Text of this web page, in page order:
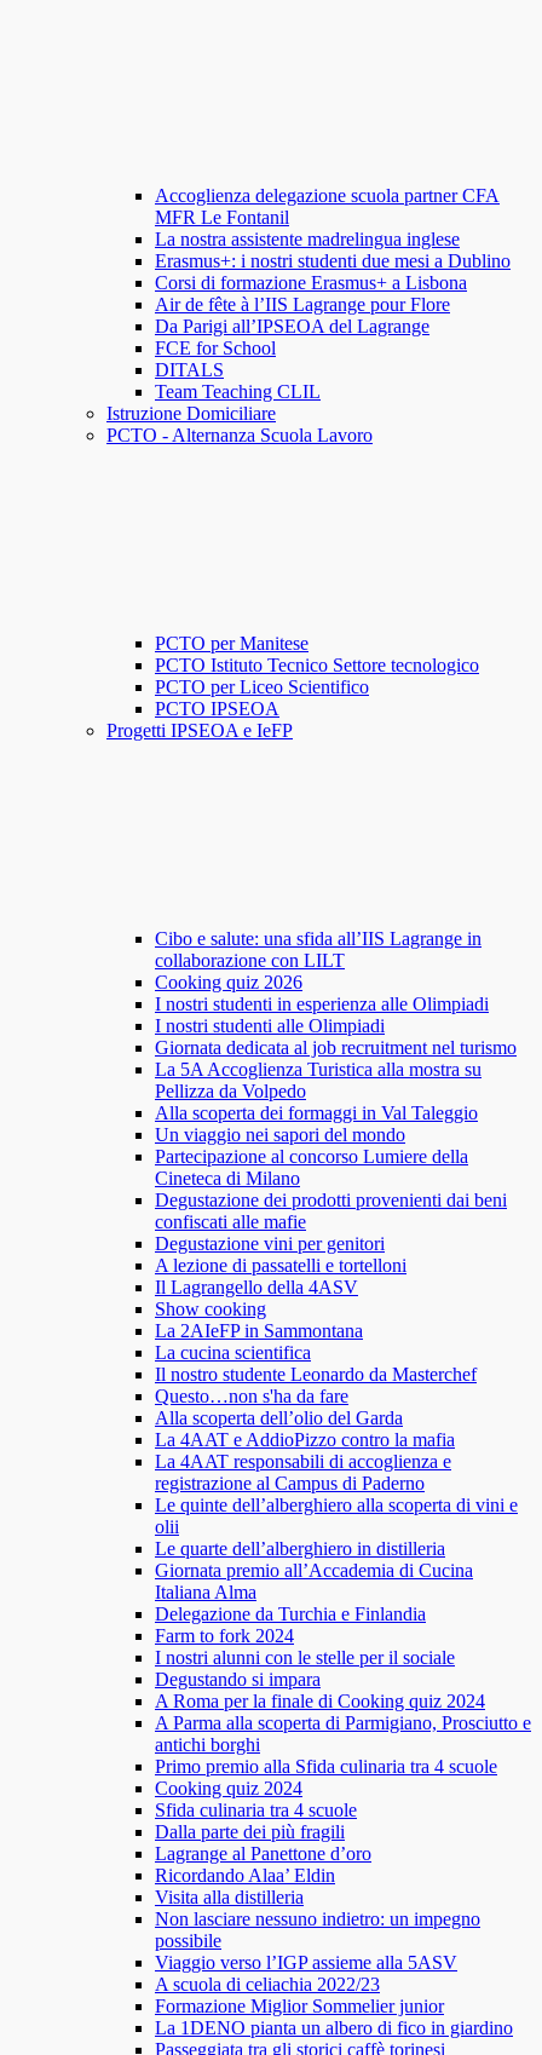
Accoglienza delegazione scuola partner CFA
MFR Le Fontanil
La nostra assistente madrelingua inglese
Erasmus+: i nostri studenti due mesi a Dublino
Corsi di formazione Erasmus+ a Lisbona
Air de fête à l’IIS Lagrange pour Flore
Da Parigi all’IPSEOA del Lagrange
FCE for School
DITALS
Team Teaching CLIL
Istruzione Domiciliare
PCTO - Alternanza Scuola Lavoro
PCTO per Manitese
PCTO Istituto Tecnico Settore tecnologico
PCTO per Liceo Scientifico
PCTO IPSEOA
Progetti IPSEOA e IeFP
Cibo e salute: una sfida all’IIS Lagrange in
collaborazione con LILT
Cooking quiz 2026
I nostri studenti in esperienza alle Olimpiadi
I nostri studenti alle Olimpiadi
Giornata dedicata al job recruitment nel turismo
La 5A Accoglienza Turistica alla mostra su
Pellizza da Volpedo
Alla scoperta dei formaggi in Val Taleggio
Un viaggio nei sapori del mondo
Partecipazione al concorso Lumiere della
Cineteca di Milano
Degustazione dei prodotti provenienti dai beni
confiscati alle mafie
Degustazione vini per genitori
A lezione di passatelli e tortelloni
Il Lagrangello della 4ASV
Show cooking
La 2AIeFP in Sammontana
La cucina scientifica
Il nostro studente Leonardo da Masterchef
Questo…non s'ha da fare
Alla scoperta dell’olio del Garda
La 4AAT e AddioPizzo contro la mafia
La 4AAT responsabili di accoglienza e
registrazione al Campus di Paderno
Le quinte dell’alberghiero alla scoperta di vini e
olii
Le quarte dell’alberghiero in distilleria
Giornata premio all’Accademia di Cucina
Italiana Alma
Delegazione da Turchia e Finlandia
Farm to fork 2024
I nostri alunni con le stelle per il sociale
Degustando si impara
A Roma per la finale di Cooking quiz 2024
A Parma alla scoperta di Parmigiano, Prosciutto e
antichi borghi
Primo premio alla Sfida culinaria tra 4 scuole
Cooking quiz 2024
Sfida culinaria tra 4 scuole
Dalla parte dei più fragili
Lagrange al Panettone d’oro
Ricordando Alaa’ Eldin
Visita alla distilleria
Non lasciare nessuno indietro: un impegno
possibile
Viaggio verso l’IGP assieme alla 5ASV
A scuola di celiachia 2022/23
Formazione Miglior Sommelier junior
La 1DENO pianta un albero di fico in giardino
Passeggiata tra gli storici caffè torinesi